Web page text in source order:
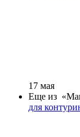
17 мая
Еще из
для